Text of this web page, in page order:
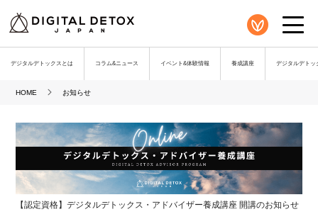
デジタルデトックスとは コラム&ニュース イベント&体験情報 養成講座 デジタルデトッ
HOME お知らせ
【認定資格】デジタルデトックス・アドバイザー養成講座 開講のお知らせ